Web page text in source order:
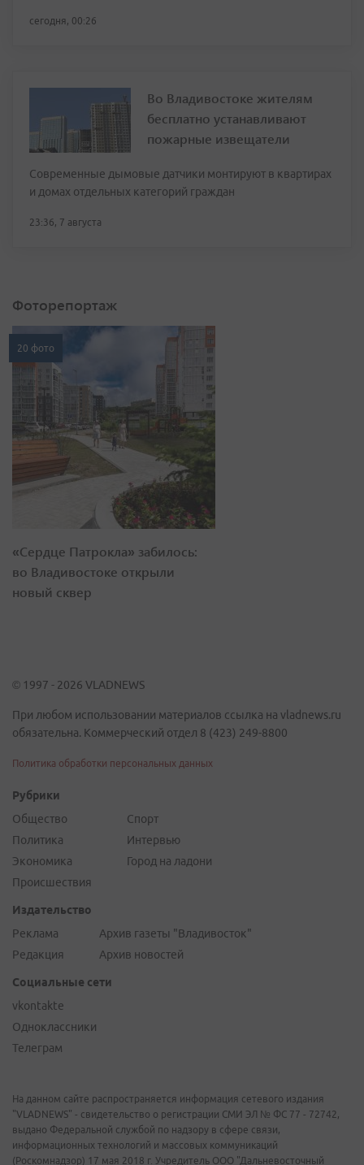
сегодня, 00:26
Во Владивостоке жителям
бесплатно устанавливают
пожарные извещатели
Современные дымовые датчики монтируют в квартирах
и домах отдельных категорий граждан
23:36, 7 августа
Фоторепортаж
20 фото
«Сердце Патрокла» забилось:
во Владивостоке открыли
новый сквер
© 1997 - 2026 VLADNEWS
При любом использовании материалов ссылка на vladnews.ru
обязательна. Коммерческий отдел 8 (423) 249-8800
Политика обработки персональных данных
Рубрики
Общество
Политика
Экономика
Происшествия
Спорт
Интервью
Город на ладони
Издательство
Реклама
Редакция
Архив газеты "Владивосток"
Архив новостей
Социальные сети
vkontakte
Одноклассники
Телеграм
На данном сайте распространяется информация сетевого издания
"VLADNEWS" - свидетельство о регистрации СМИ ЭЛ № ФС 77 - 72742,
выдано Федеральной службой по надзору в сфере связи,
информационных технологий и массовых коммуникаций
(Роскомнадзор) 17 мая 2018 г. Учредитель ООО "Дальневосточный